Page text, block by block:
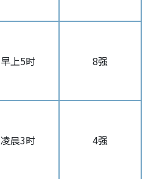
早上5时 8强
凌晨3时 4强